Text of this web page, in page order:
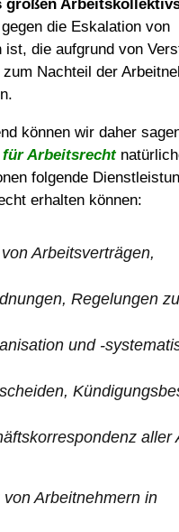
großen
die Eskalation von
die aufgrund von
Nachteil der
können wir daher
Arbeitsrecht
folgende
erhalten können:
Arbeitsverträgen,
Regelungen
und -
aller
von Arbeitnehmern in